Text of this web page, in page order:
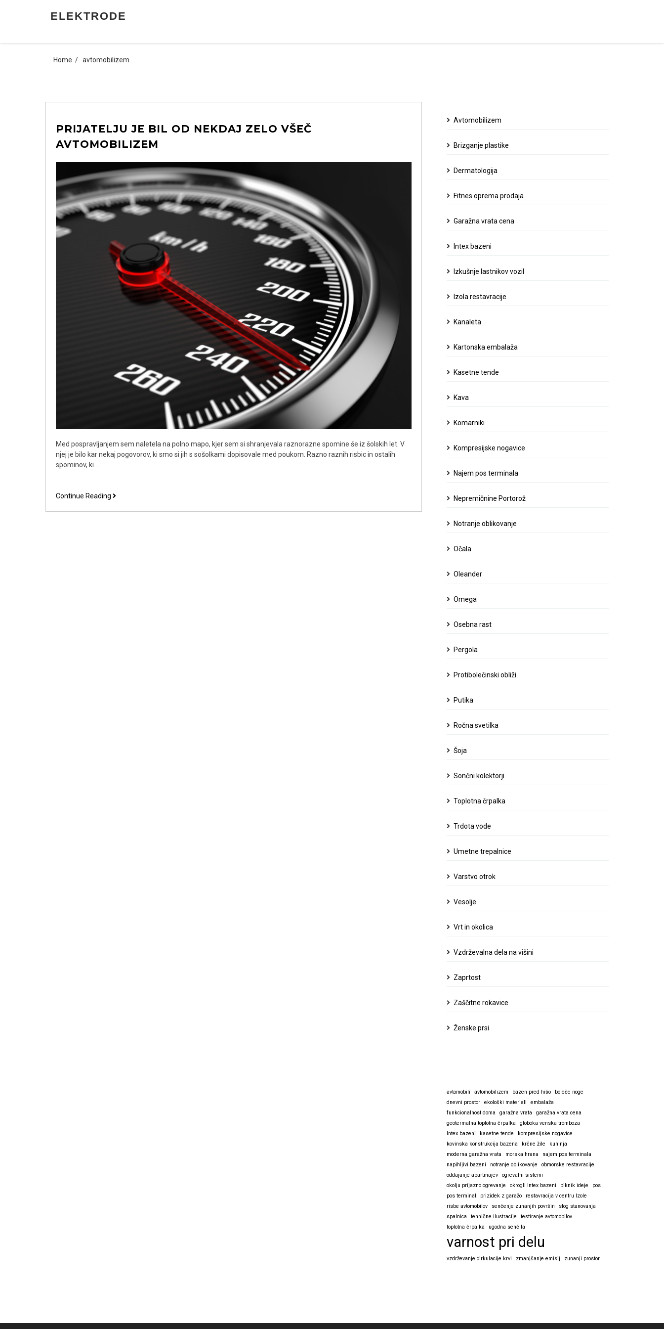
ELEKTRODE
Home avtomobilizem
PRIJATELJU JE BIL OD NEKDAJ ZELO VŠEČ
AVTOMOBILIZEM
Med pospravljanjem sem naletela na polno mapo, kjer sem si shranjevala raznorazne spomine še iz šolskih let. V
njej je bilo kar nekaj pogovorov, ki smo si jih s sošolkami dopisovale med poukom. Razno raznih risbic in ostalih
spominov, ki…
Continue Reading Prijatelju
Avtomobilizem
Brizganje plastike
Dermatologija
Fitnes oprema prodaja
Garažna vrata cena
Intex bazeni
Izkušnje lastnikov vozil
Izola restavracije
Kanaleta
Kartonska embalaža
Kasetne tende
Kava
Komarniki
Kompresijske nogavice
Najem pos terminala
Nepremičnine Portorož
Notranje oblikovanje
Očala
Oleander
Omega
Osebna rast
Pergola
Protibolečinski obliži
Putika
Ročna svetilka
Šoja
Sončni kolektorji
Toplotna črpalka
Trdota vode
Umetne trepalnice
Varstvo otrok
Vesolje
Vrt in okolica
Vzdrževalna dela na višini
Zaprtost
Zaščitne rokavice
Ženske prsi
avtomobili avtomobilizem bazen pred hišo
boleče noge
dnevni prostor
ekološki materiali
embalaža
funkcionalnost doma
garažna vrata
garažna vrata cena
geotermalna toplotna črpalka
globoka venska tromboza
Intex bazeni
kasetne tende
kompresijske nogavice
kovinska konstrukcija bazena
krčne žile
kuhinja
moderna garažna vrata
morska hrana
najem pos terminala
napihljivi bazeni
notranje oblikovanje
obmorske restavracije
oddajanje apartmajev
ogrevalni sistemi
okolju prijazno ogrevanje
okrogli Intex bazeni piknik ideje
pos
pos terminal
prizidek z garažo
restavracija v centru Izole
risbe avtomobilov
senčenje zunanjih površin
slog stanovanja
spalnica
tehnične ilustracije
testiranje avtomobilov
toplotna črpalka
ugodna senčila
varnost pri delu
vzdrževanje cirkulacije krvi zmanjšanje emisij zunanji prostor